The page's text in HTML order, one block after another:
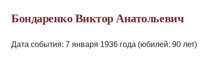
Бондаренко Виктор Анатольевич
Дата события: 7 января 1936 года (юбилей: 90 лет)